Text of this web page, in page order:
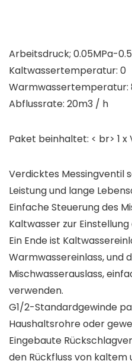
Arbeitsdruck; 0.05MPa-
Kaltwassertemperatur: 0
Warmwassertemperatur:
Abflussrate: 20m3 / h
Paket beinhaltet: < br> 1 x
Verdicktes Messingventil
Leistung und lange
Einfache Steuerung des
Kaltwasser zur
Ein Ende ist
Warmwassereinlass, und
Mischwasserauslass,
verwenden.
G1/2-Standardgewinde
Haushaltsrohre oder
Eingebaute
den Rückfluss von kaltem